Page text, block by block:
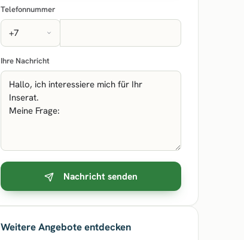
Telefonnummer
Ihre Nachricht
Nachricht senden
Weitere Angebote entdecken